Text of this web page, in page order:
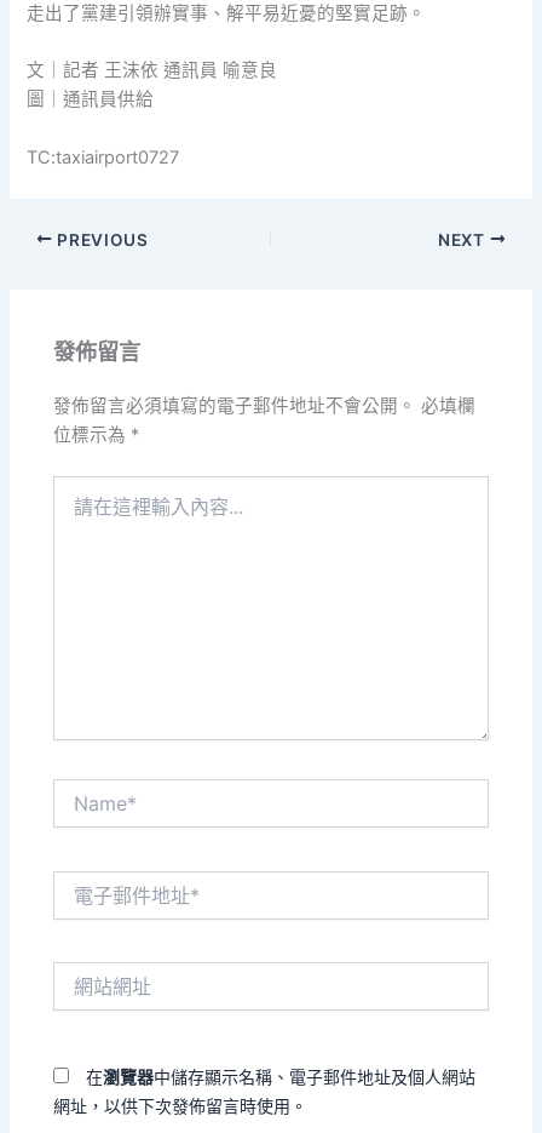
走出了黨建引領辦實事、解平易近憂的堅實足跡。
文｜記者 王沫依 通訊員 喻意良
圖｜通訊員供給
TC:taxiairport0727
PREVIOUS NEXT
發佈留言
發佈留言必須填寫的電子郵件地址不會公開。 必填欄
位標示為 *
在瀏覽器中儲存顯示名稱、電子郵件地址及個人網站
網址，以供下次發佈留言時使用。